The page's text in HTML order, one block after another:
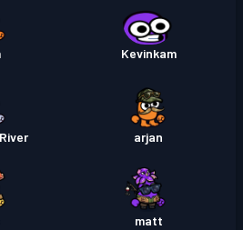
Kevinkam
arjan
matt